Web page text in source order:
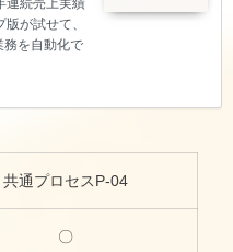
が試せて、
務を自動化で
共通プロセスP-04
〇